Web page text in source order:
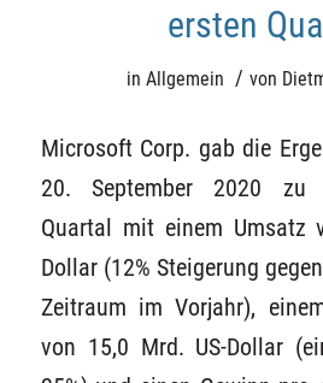
ersten
inAllgemein / von
Microsoft Corp. gab die
20. September 2020 zu
Quartal mit einem Umsatz
Dollar (12% Steigerung
Zeitraum im Vorjahr),
von 15,0 Mrd. US-Dollar